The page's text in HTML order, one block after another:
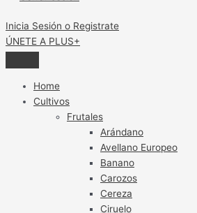
Inicia Sesión o Registrate
ÚNETE A PLUS+
Home
Cultivos
Frutales
Arándano
Avellano Europeo
Banano
Carozos
Cereza
Ciruelo